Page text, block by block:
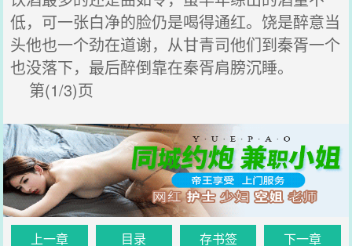
低，可一张白净的脸仍是喝得通红。饶是醉意当
头他也一个劲在道谢，从甘青司他们到秦胥一个
也没落下，最后醉倒靠在秦胥肩膀沉睡。
第(1/3)页
上一章 目录 存书签 下一章